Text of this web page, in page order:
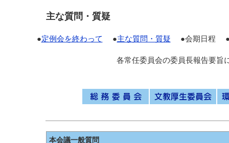
主な質問・質疑
●定例会を終わって ●主な質問・質疑 ●会期日程
各常任委員会の委員長報告要旨
本会議一般質問